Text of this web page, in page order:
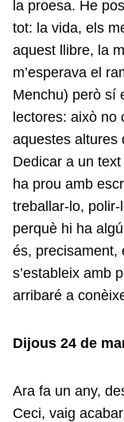
la proesa. He
tot: la vida, els
aquest llibre, la
m’esperava el
Menchu) però sí
lectores: això no
aquestes altures
Dedicar a un
ha prou amb
treballar-lo,
perquè hi ha
és, precisament,
s’estableix amb
arribaré a
Dijous 24 de
Ara fa un any,
Ceci, vaig